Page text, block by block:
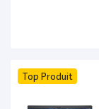
Top Produit